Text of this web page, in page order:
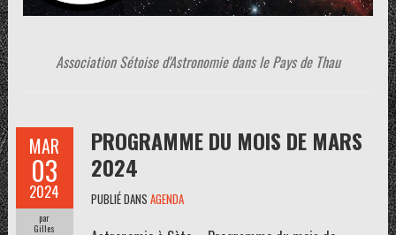
Association Sétoise d'Astronomie dans le Pays de Thau
MAR
03
2024
par
Gilles
PROGRAMME DU MOIS DE MARS
2024
PUBLIÉ DANS AGENDA